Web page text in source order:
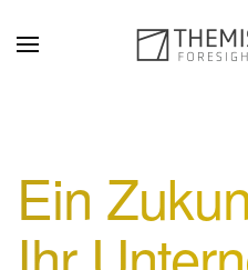
Zum Hauptinhalt
Ein